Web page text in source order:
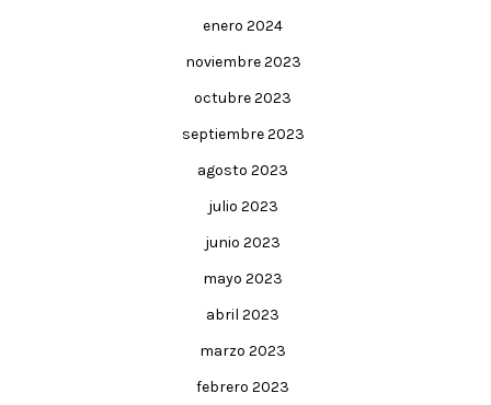
enero 2024
noviembre 2023
octubre 2023
septiembre 2023
agosto 2023
julio 2023
junio 2023
mayo 2023
abril 2023
marzo 2023
febrero 2023